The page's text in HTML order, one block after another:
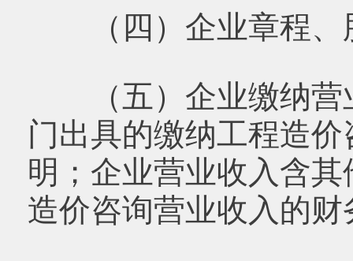
（四）企业章程、
（五）企业缴纳营
门出具的缴纳工程造
明；企业营业收入含
造价咨询营业收入的